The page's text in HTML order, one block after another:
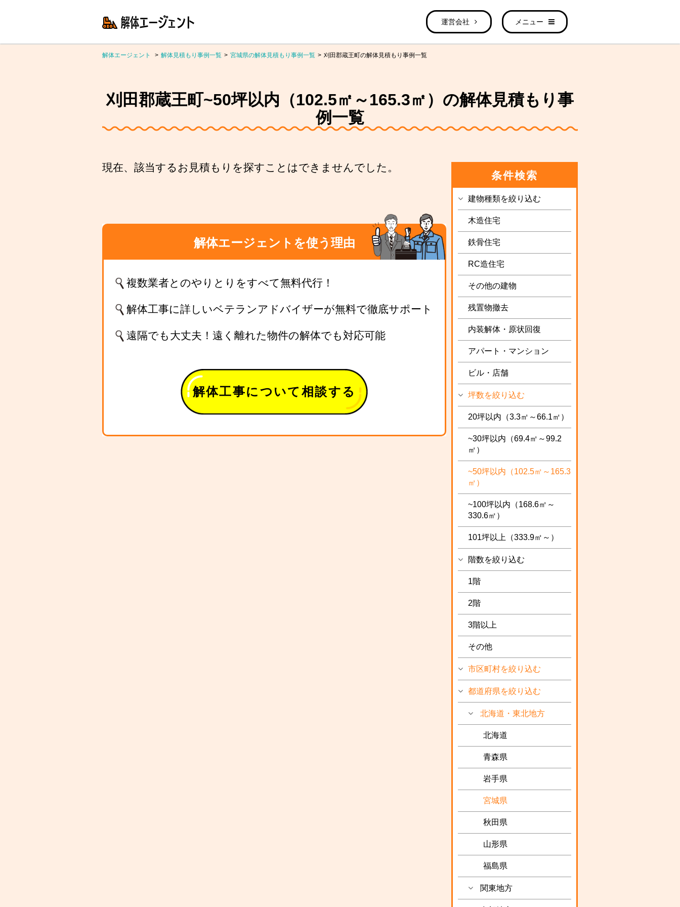
運営会社 メニュー
解体エージェント 解体見積もり事例一覧 宮城県の解体見積もり事例一覧 刈田郡蔵王町の解体見積もり事例一覧
刈田郡蔵王町~50坪以内（102.5㎡～165.3㎡）の解体見積もり事
例一覧
現在、該当するお見積もりを探すことはできませんでした。
解体エージェントを使う理由
複数業者とのやりとりをすべて無料代行！
解体工事に詳しいベテランアドバイザーが無料で徹底サポート
遠隔でも大丈夫！遠く離れた物件の解体でも対応可能
解体工事について相談する
条件検索
建物種類を絞り込む
木造住宅
鉄骨住宅
RC造住宅
その他の建物
残置物撤去
内装解体・原状回復
アパート・マンション
ビル・店舗
坪数を絞り込む
20坪以内（3.3㎡～66.1㎡）
~30坪以内（69.4㎡～99.2
㎡）
~50坪以内（102.5㎡～165.3
㎡）
~100坪以内（168.6㎡～
330.6㎡）
101坪以上（333.9㎡～）
階数を絞り込む
1階
2階
3階以上
その他
市区町村を絞り込む
都道府県を絞り込む
北海道・東北地方
北海道
青森県
岩手県
宮城県
秋田県
山形県
福島県
関東地方